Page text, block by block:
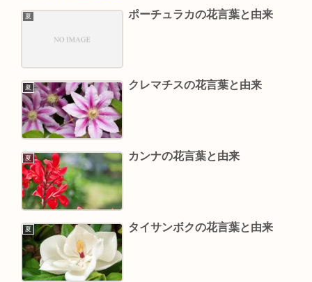
夏 ポーチュラカの花言葉と由来
夏 クレマチスの花言葉と由来
夏 カンナの花言葉と由来
夏 タイサンボクの花言葉と由来